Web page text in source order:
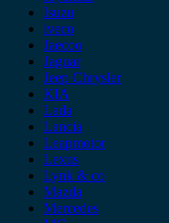
Isuzu
iveco
Jaecoo
Jaguar
Jeep Chrysler
KIA
Lada
Lancia
Leapmotor
Lexus
Lynk & co
Mazda
Mercedes